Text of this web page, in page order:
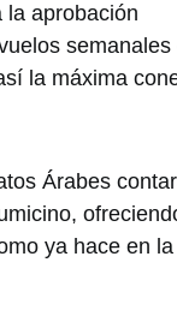
la aprobación
semanales
la máxima
Árabes
ya hace en